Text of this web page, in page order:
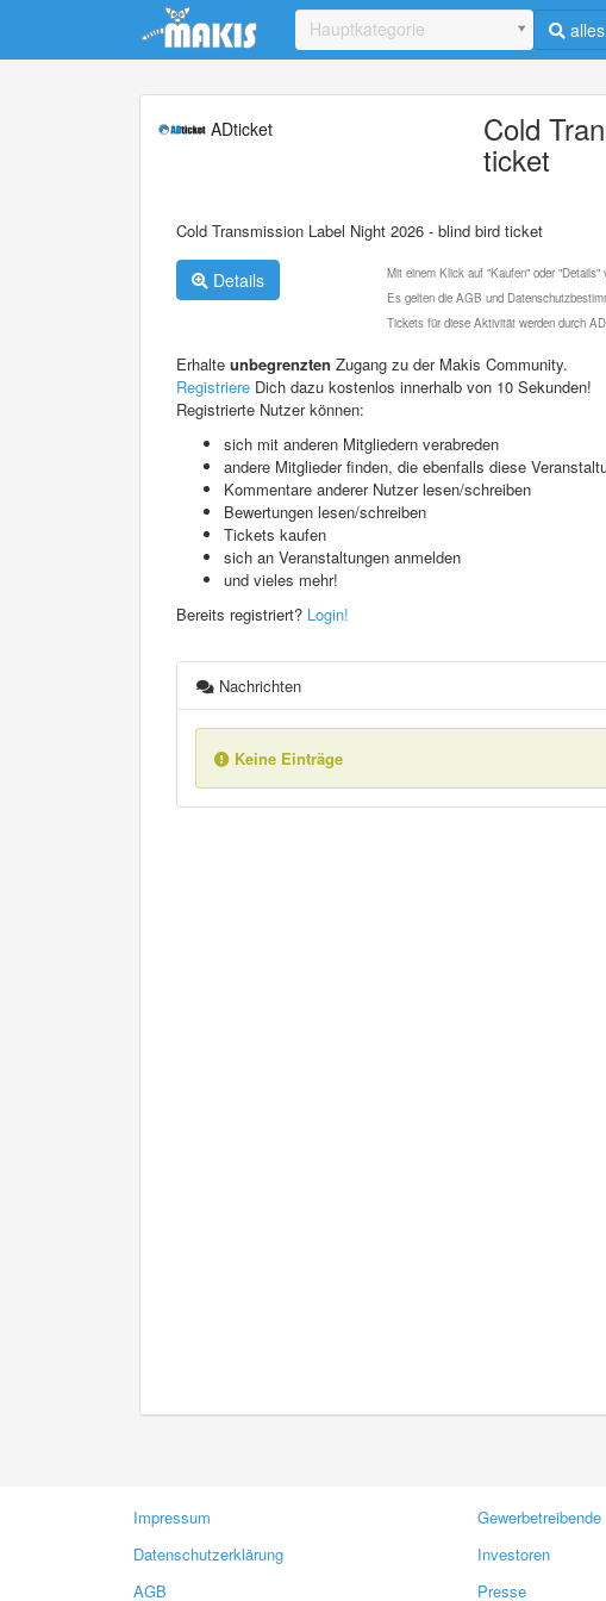
Update cookies preferences
Hauptkategorie
ADticket Cold
ticket
Cold Transmission Label Night 2026 - blind bird ticket
Details
Mit einem Klick auf "Kaufen" oder
Es gelten die AGB und
Tickets für diese Aktivität werden durch
Erhalte unbegrenzten Zugang zu der Makis Community.
Registriere Dich dazu kostenlos innerhalb von 10 Sekunden!
Registrierte Nutzer können:
sich mit anderen Mitgliedern verabreden
andere Mitglieder finden, die ebenfalls diese
Kommentare anderer Nutzer lesen/schreiben
Bewertungen lesen/schreiben
Tickets kaufen
sich an Veranstaltungen anmelden
und vieles mehr!
Bereits registriert? Login!
Nachrichten
Keine Einträge
Impressum
Datenschutzerklärung
AGB
Gewerbetreibende
Investoren
Presse